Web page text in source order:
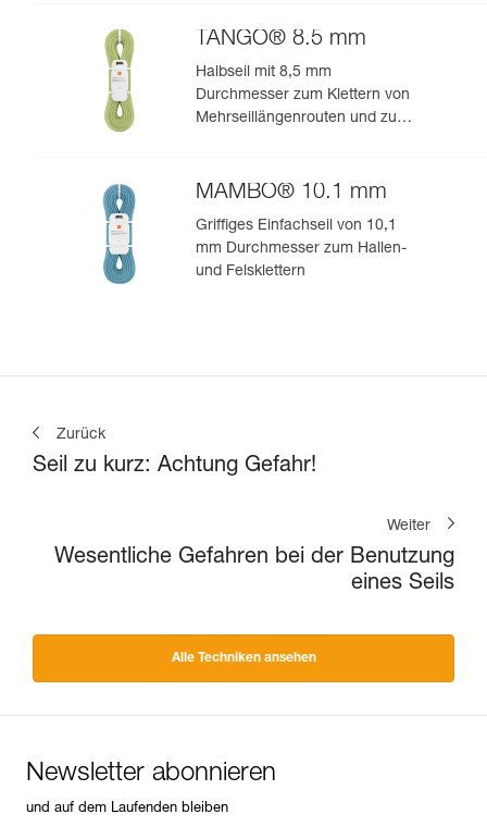
TANGO® 8.5 mm
Halbseil mit 8,5 mm
Durchmesser zum Klettern von
Mehrseillängenrouten und zum
MAMBO® 10.1 mm
Griffiges Einfachseil von 10,1
mm Durchmesser zum Hallen-
und Felsklettern
Zurück
Seil zu kurz: Achtung Gefahr!
Weiter
Wesentliche Gefahren bei der Benutzung
eines Seils
Alle Techniken ansehen
Newsletter abonnieren
und auf dem Laufenden bleiben